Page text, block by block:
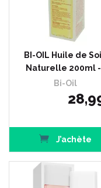
BI-OIL Huile de
Naturelle 200ml
Bi-Oil
28,
J’achète